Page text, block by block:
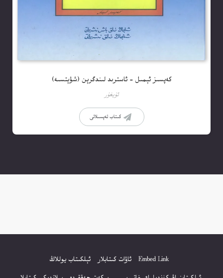
كەپسىز ئېمىل – ئاسترىد لىندگرېن (شۋېتسىە)
ئۇيغۇر
كىتاب تەپسىلاتى
Embed Link ئاۋات كىتابلار
ئېلكىتاب يوللاڭ